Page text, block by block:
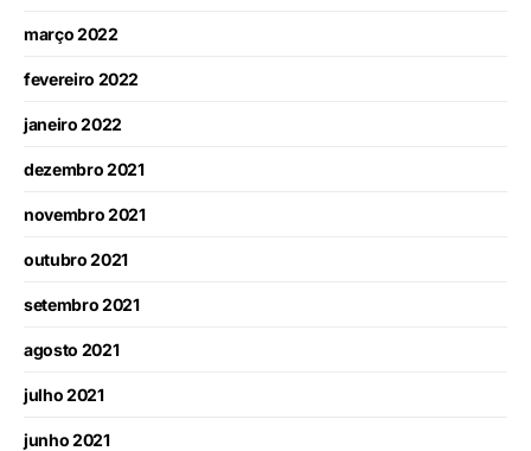
março 2022
fevereiro 2022
janeiro 2022
dezembro 2021
novembro 2021
outubro 2021
setembro 2021
agosto 2021
julho 2021
junho 2021